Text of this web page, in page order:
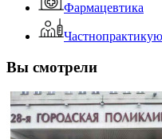
Фармацевтика
Вы смотрели